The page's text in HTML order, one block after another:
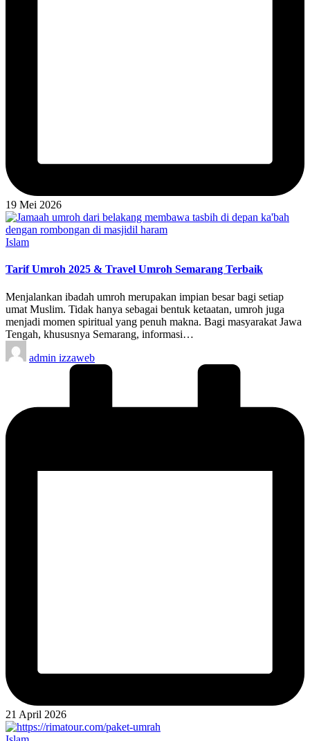
19 Mei 2026
Posted
Islam
Tarif Umroh 2025 & Travel Umroh Semarang Terbaik
Menjalankan ibadah umroh merupakan impian besar bagi setiap
umat Muslim. Tidak hanya sebagai bentuk ketaatan, umroh juga
menjadi momen spiritual yang penuh makna. Bagi masyarakat Jawa
Tengah, khususnya Semarang, informasi…
Posted
by
admin izzaweb
21 April 2026